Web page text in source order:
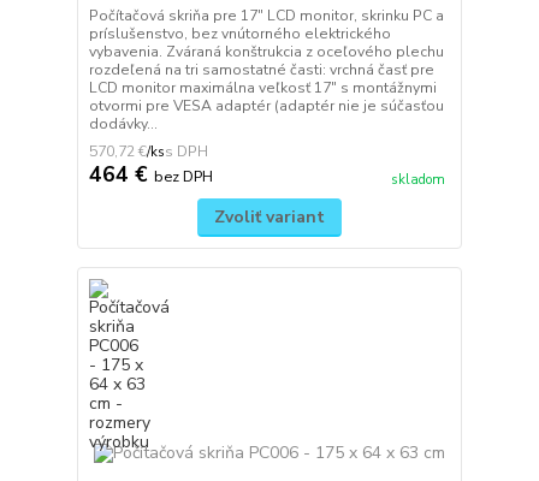
Počítačová skriňa pre 17" LCD monitor, skrinku PC a
príslušenstvo, bez vnútorného elektrického
vybavenia. Zváraná konštrukcia z oceľového plechu
rozdeľená na tri samostatné časti: vrchná časť pre
LCD monitor maximálna veľkosť 17" s montážnymi
otvormi pre VESA adaptér (adaptér nie je súčasťou
dodávky...
570,72 €/ks
464 € bez DPH skladom
Zvoliť variant